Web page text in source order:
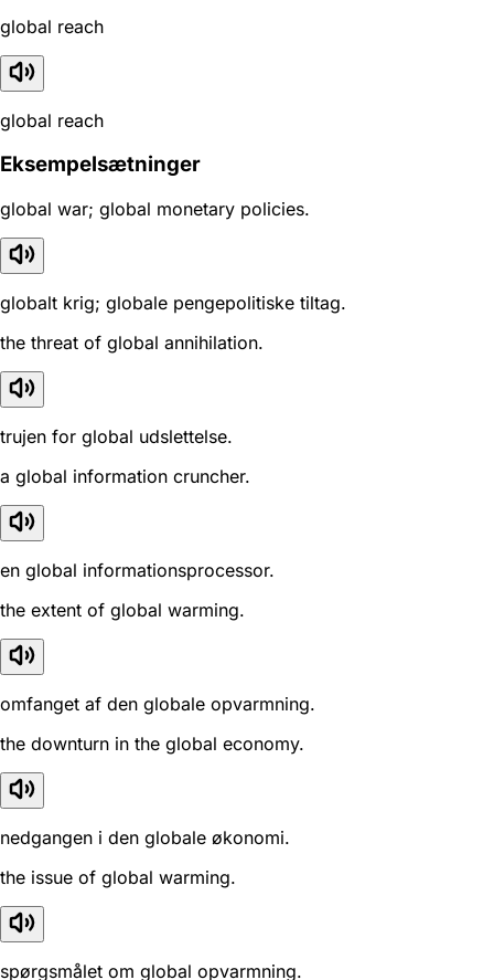
global reach
global reach
Eksempelsætninger
global war; global monetary policies.
globalt krig; globale pengepolitiske tiltag.
the threat of global annihilation.
trujen for global udslettelse.
a global information cruncher.
en global informationsprocessor.
the extent of global warming.
omfanget af den globale opvarmning.
the downturn in the global economy.
nedgangen i den globale økonomi.
the issue of global warming.
spørgsmålet om global opvarmning.